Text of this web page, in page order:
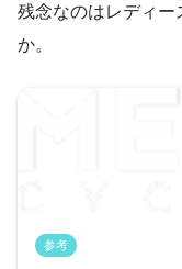
残念なのはレディー
か。
参考